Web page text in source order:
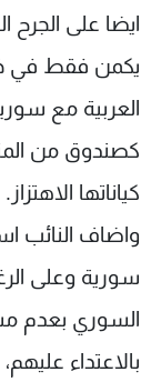
ايضا على الجرح
يكمن فقط في
العربية مع
كصندوق من
كياناتها الاهتزاز.
واضاف النائب
سورية وعلى
السوري بعدم
بالاعتداء